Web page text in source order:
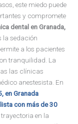
este miedo puede
y compromete
dental en Granada,
la sedación
a los pacientes
tranquilidad. La
las clínicas
anestesista. En
en Granada
con más de 30
en la